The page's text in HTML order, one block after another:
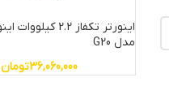
مدل G20
36,060,000تومان